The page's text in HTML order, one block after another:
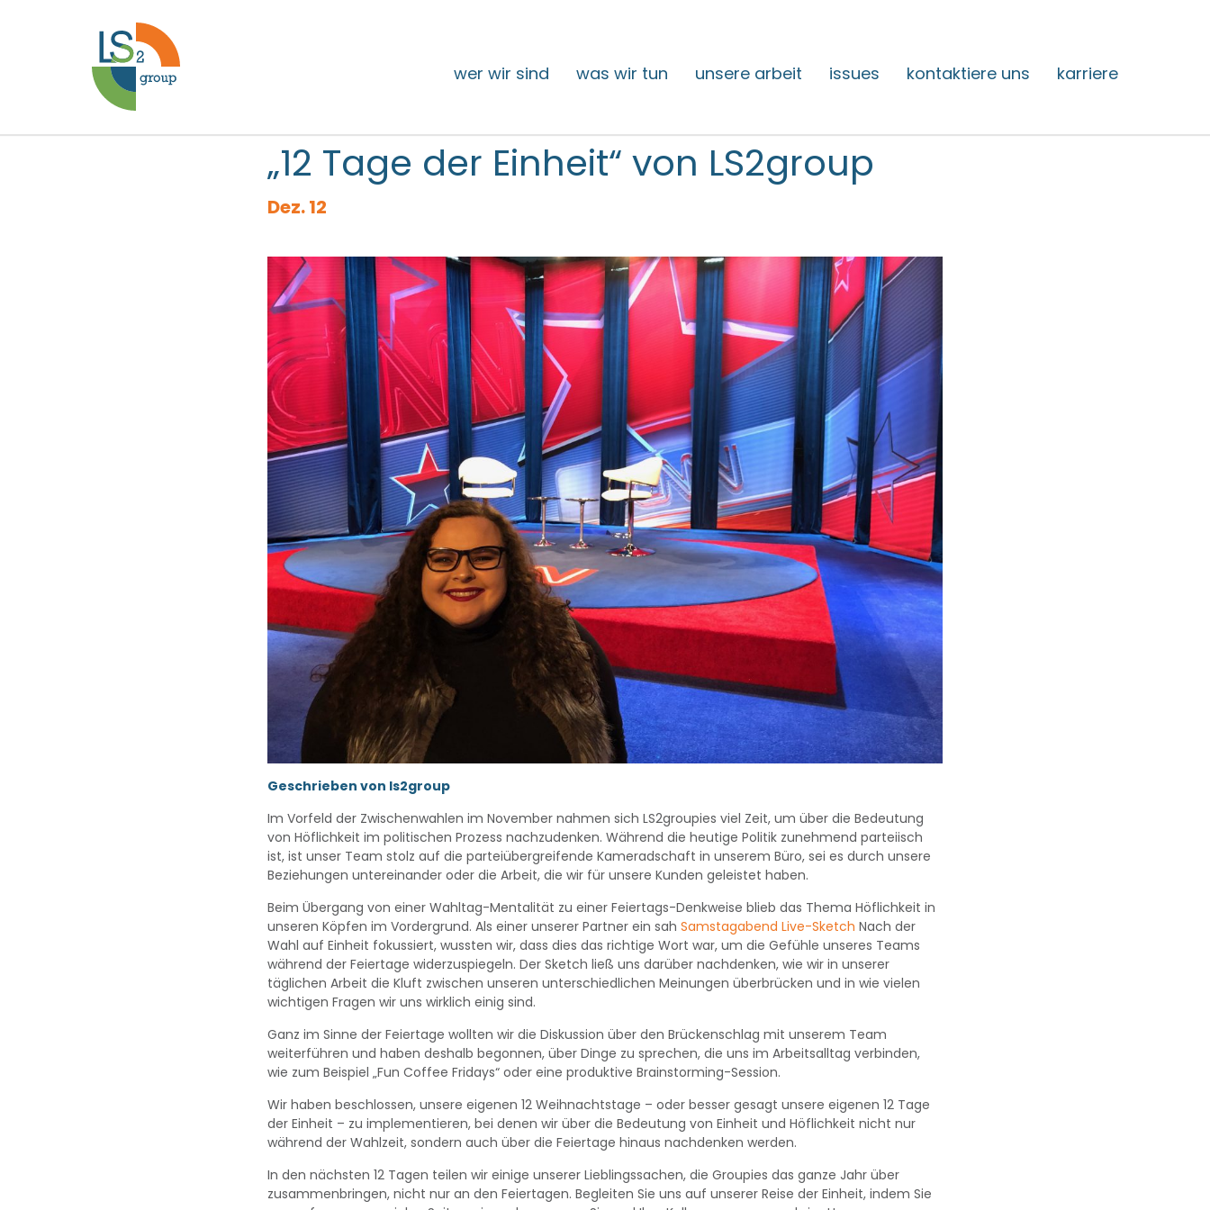
wer wir sind was wir tun unsere arbeit issues kontaktiere uns karriere
„12 Tage der Einheit“ von LS2group
Dez. 12
Geschrieben von ls2group
Im Vorfeld der Zwischenwahlen im November nahmen sich LS2groupies viel Zeit, um über die Bedeutung
von Höflichkeit im politischen Prozess nachzudenken. Während die heutige Politik zunehmend parteiisch
ist, ist unser Team stolz auf die parteiübergreifende Kameradschaft in unserem Büro, sei es durch unsere
Beziehungen untereinander oder die Arbeit, die wir für unsere Kunden geleistet haben.
Beim Übergang von einer Wahltag-Mentalität zu einer Feiertags-Denkweise blieb das Thema Höflichkeit in
unseren Köpfen im Vordergrund. Als einer unserer Partner ein sah Samstagabend Live-Sketch Nach der
Wahl auf Einheit fokussiert, wussten wir, dass dies das richtige Wort war, um die Gefühle unseres Teams
während der Feiertage widerzuspiegeln. Der Sketch ließ uns darüber nachdenken, wie wir in unserer
täglichen Arbeit die Kluft zwischen unseren unterschiedlichen Meinungen überbrücken und in wie vielen
wichtigen Fragen wir uns wirklich einig sind.
Ganz im Sinne der Feiertage wollten wir die Diskussion über den Brückenschlag mit unserem Team
weiterführen und haben deshalb begonnen, über Dinge zu sprechen, die uns im Arbeitsalltag verbinden,
wie zum Beispiel „Fun Coffee Fridays“ oder eine produktive Brainstorming-Session.
Wir haben beschlossen, unsere eigenen 12 Weihnachtstage – oder besser gesagt unsere eigenen 12 Tage
der Einheit – zu implementieren, bei denen wir über die Bedeutung von Einheit und Höflichkeit nicht nur
während der Wahlzeit, sondern auch über die Feiertage hinaus nachdenken werden.
In den nächsten 12 Tagen teilen wir einige unserer Lieblingssachen, die Groupies das ganze Jahr über
zusammenbringen, nicht nur an den Feiertagen. Begleiten Sie uns auf unserer Reise der Einheit, indem Sie